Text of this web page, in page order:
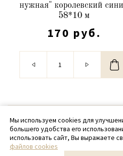
нужная" королевский
58*10 м
170 руб.
© 2020 - 2026
+ 7 (918)
Мы используем cookies для
большего удобства его
использовать сайт, Вы выражаете
файлов cookies